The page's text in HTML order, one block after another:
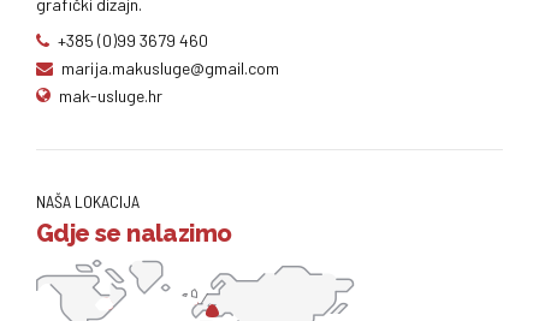
grafički dizajn.
+385 (0)99 3679 460
marija.makusluge@gmail.com
mak-usluge.hr
NAŠA LOKACIJA
Gdje se nalazimo